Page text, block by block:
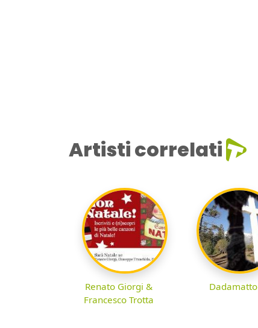
Artisti correlati
Renato Giorgi &
Francesco Trotta
Dadamatto